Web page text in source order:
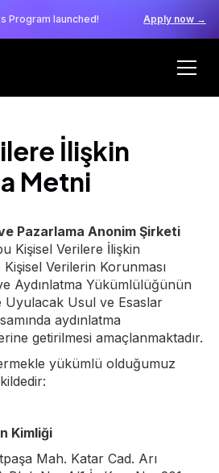
Program launched! Apply now →
İlişkin
Metni
Pazarlama Anonim Şirketi
Kişisel Verilere İlişkin
Verilerin Korunması
Aydınlatma Yükümlülüğünün
Uyulacak Usul ve Esaslar
aydınlatma
getirilmesi amaçlanmaktadır.
yükümlü olduğumuz
Kimliği
Mah. Katar Cad. Arı